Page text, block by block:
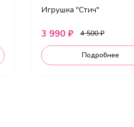
Игрушка "Стич"
3 990 ₽ 4 500 ₽
Подробнее